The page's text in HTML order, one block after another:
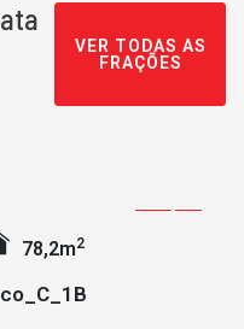
VER TODAS AS
FRAÇÕES
78,2m2